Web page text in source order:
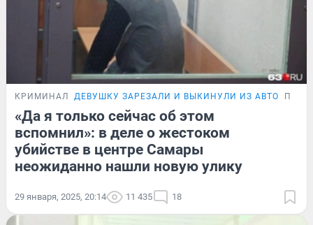
КРИМИНАЛ ДЕВУШКУ ЗАРЕЗАЛИ И ВЫКИНУЛИ ИЗ АВТО
«Да я только сейчас об этом
вспомнил»: в деле о жестоком
убийстве в центре Самары
неожиданно нашли новую улику
29 января, 2025, 20:14 11 435 18